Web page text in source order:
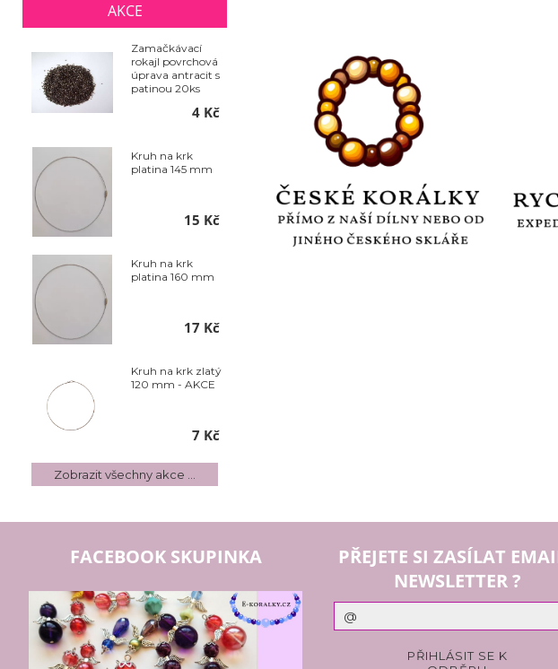
AKCE
Zamačkávací
rokajl povrchová
úprava antracit s
patinou 20ks
4 Kč
Kruh na krk
platina 145 mm
15 Kč
Kruh na krk
platina 160 mm
17 Kč
Kruh na krk zlatý
120 mm - AKCE
7 Kč
Zobrazit všechny akce ...
FACEBOOK SKUPINKA
PŘEJETE SI ZASÍLAT
NEWSLETTER ?